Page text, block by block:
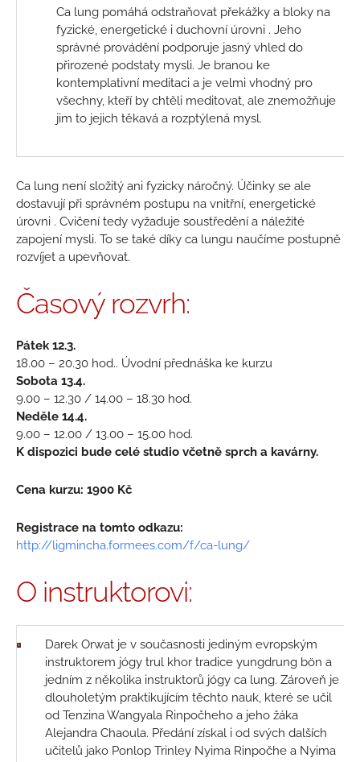
Ca lung pomáhá odstraňovat překážky a bloky na
fyzické, energetické i duchovní úrovni . Jeho
správné provádění podporuje jasný vhled do
přirozené podstaty mysli. Je branou ke
kontemplativní meditaci a je velmi vhodný pro
všechny, kteří by chtěli meditovat, ale znemožňuje
jim to jejich těkavá a rozptýlená mysl.
Ca lung není složitý ani fyzicky náročný. Účinky se ale
dostavují při správném postupu na vnitřní, energetické
úrovni . Cvičení tedy vyžaduje soustředění a náležité
zapojení mysli. To se také díky ca lungu naučíme postupně
rozvíjet a upevňovat.
Časový rozvrh:
Pátek 12.3.
18.00 – 20.30 hod.. Úvodní přednáška ke kurzu
Sobota 13.4.
9.00 – 12.30 / 14.00 – 18.30 hod.
Neděle 14.4.
9.00 – 12.00 / 13.00 – 15.00 hod.
K dispozici bude celé studio včetně sprch a kavárny.
Cena kurzu: 1900 Kč
Registrace na tomto odkazu:
http://ligmincha.formees.com/f/ca-lung/
O instruktorovi:
Darek Orwat je v současnosti jediným evropským
instruktorem jógy trul khor tradice yungdrung bön a
jedním z několika instruktorů jógy ca lung. Zároveň je
dlouholetým praktikujícím těchto nauk, které se učil
od Tenzina Wangyala Rinpočheho a jeho žáka
Alejandra Chaoula. Předání získal i od svých dalších
učitelů jako Ponlop Trinley Nyima Rinpočhe a Nyima